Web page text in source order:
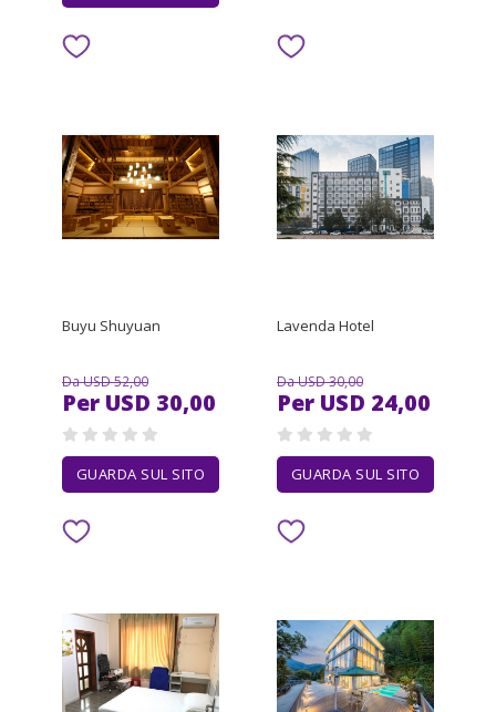
Buyu Shuyuan
Da USD 52,00
Per USD 30,00
GUARDA SUL SITO
Lavenda Hotel
Da USD 30,00
Per USD 24,00
GUARDA SUL SITO